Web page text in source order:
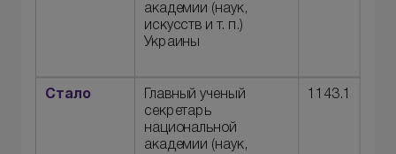
академии (наук,
искусств и т. п.)
Украины
Стало Главный ученый
секретарь
национальной
академии (наук,
1143.1